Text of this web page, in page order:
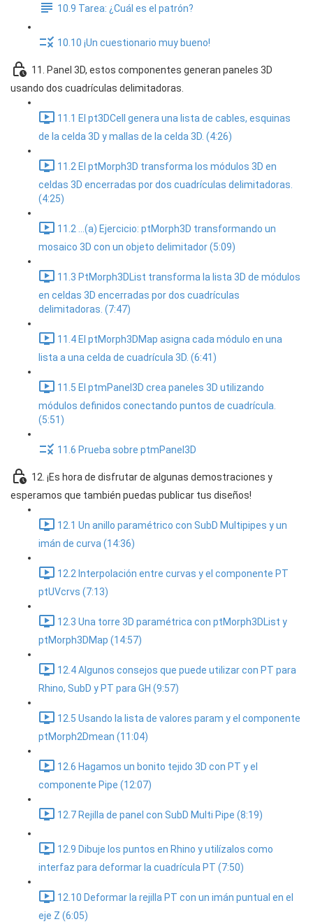
10.9 Tarea: ¿Cuál es el patrón?
10.10 ¡Un cuestionario muy bueno!
11. Panel 3D, estos componentes generan paneles 3D
usando dos cuadrículas delimitadoras.
11.1 El pt3DCell genera una lista de cables, esquinas
de la celda 3D y mallas de la celda 3D. (4:26)
11.2 El ptMorph3D transforma los módulos 3D en
celdas 3D encerradas por dos cuadrículas delimitadoras.
(4:25)
11.2 ...(a) Ejercicio: ptMorph3D transformando un
mosaico 3D con un objeto delimitador (5:09)
11.3 PtMorph3DList transforma la lista 3D de módulos
en celdas 3D encerradas por dos cuadrículas
delimitadoras. (7:47)
11.4 El ptMorph3DMap asigna cada módulo en una
lista a una celda de cuadrícula 3D. (6:41)
11.5 El ptmPanel3D crea paneles 3D utilizando
módulos definidos conectando puntos de cuadrícula.
(5:51)
11.6 Prueba sobre ptmPanel3D
12. ¡Es hora de disfrutar de algunas demostraciones y
esperamos que también puedas publicar tus diseños!
12.1 Un anillo paramétrico con SubD Multipipes y un
imán de curva (14:36)
12.2 Interpolación entre curvas y el componente PT
ptUVcrvs (7:13)
12.3 Una torre 3D paramétrica con ptMorph3DList y
ptMorph3DMap (14:57)
12.4 Algunos consejos que puede utilizar con PT para
Rhino, SubD y PT para GH (9:57)
12.5 Usando la lista de valores param y el componente
ptMorph2Dmean (11:04)
12.6 Hagamos un bonito tejido 3D con PT y el
componente Pipe (12:07)
12.7 Rejilla de panel con SubD Multi Pipe (8:19)
12.9 Dibuje los puntos en Rhino y utilízalos como
interfaz para deformar la cuadrícula PT (7:50)
12.10 Deformar la rejilla PT con un imán puntual en el
eje Z (6:05)